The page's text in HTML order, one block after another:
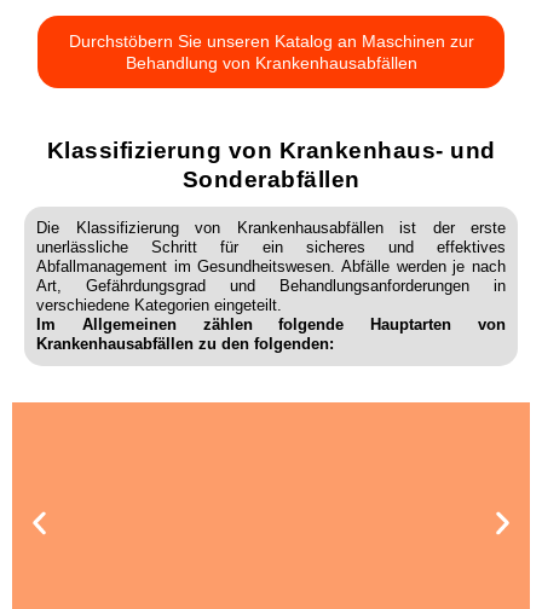
Durchstöbern Sie unseren Katalog an Maschinen zur
Behandlung von Krankenhausabfällen
Klassifizierung von Krankenhaus- und
Sonderabfällen
Die Klassifizierung von Krankenhausabfällen ist der erste
unerlässliche Schritt für ein sicheres und effektives
Abfallmanagement im Gesundheitswesen. Abfälle werden je nach
Art, Gefährdungsgrad und Behandlungsanforderungen in
verschiedene Kategorien eingeteilt.
Im Allgemeinen zählen folgende Hauptarten von
Krankenhausabfällen zu den folgenden: